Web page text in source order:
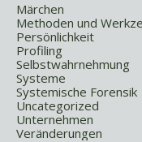
Märchen
Methoden und
Persönlichkeit
Profiling
Selbstwahrnehmung
Systeme
Systemische Forensik
Uncategorized
Unternehmen
Veränderungen